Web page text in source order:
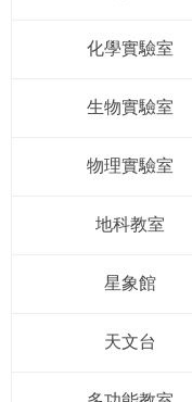
化學實驗室
生物實驗室
物理實驗室
地科教室
星象館
天文台